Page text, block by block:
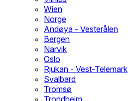
Wien
Norge
Andøya - Vesterålen
Bergen
Narvik
Oslo
Rjukan - Vest-Telemark
Svalbard
Tromsø
Trondheim